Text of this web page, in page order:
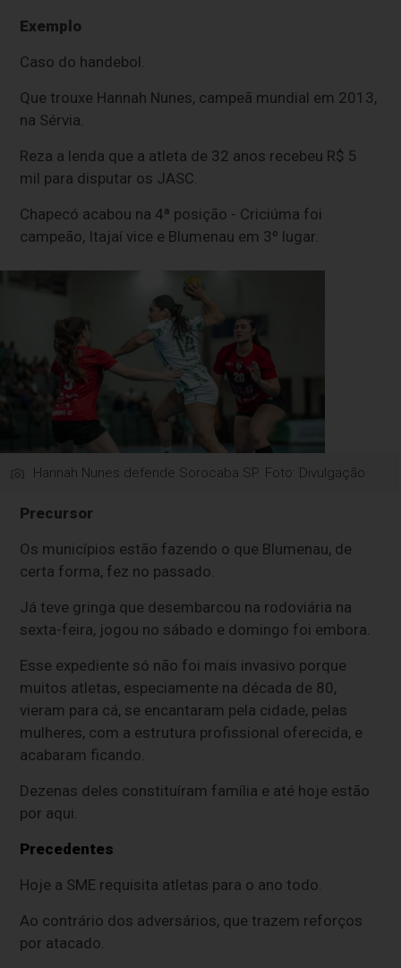
Exemplo
Caso do handebol.
Que trouxe Hannah Nunes, campeã mundial em 2013,
na Sérvia.
Reza a lenda que a atleta de 32 anos recebeu R$ 5
mil para disputar os JASC.
Chapecó acabou na 4ª posição - Criciúma foi
campeão, Itajaí vice e Blumenau em 3º lugar.
Hannah Nunes defende Sorocaba SP. Foto: Divulgação
Precursor
Os municípios estão fazendo o que Blumenau, de
certa forma, fez no passado.
Já teve gringa que desembarcou na rodoviária na
sexta-feira, jogou no sábado e domingo foi embora.
Esse expediente só não foi mais invasivo porque
muitos atletas, especiamente na década de 80,
vieram para cá, se encantaram pela cidade, pelas
mulheres, com a estrutura profissional oferecida, e
acabaram ficando.
Dezenas deles constituíram família e até hoje estão
por aqui.
Precedentes
Hoje a SME requisita atletas para o ano todo.
Ao contrário dos adversários, que trazem reforços
por atacado.